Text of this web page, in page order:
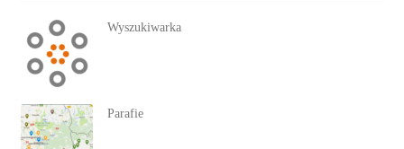
Wyszukiwarka
Parafie